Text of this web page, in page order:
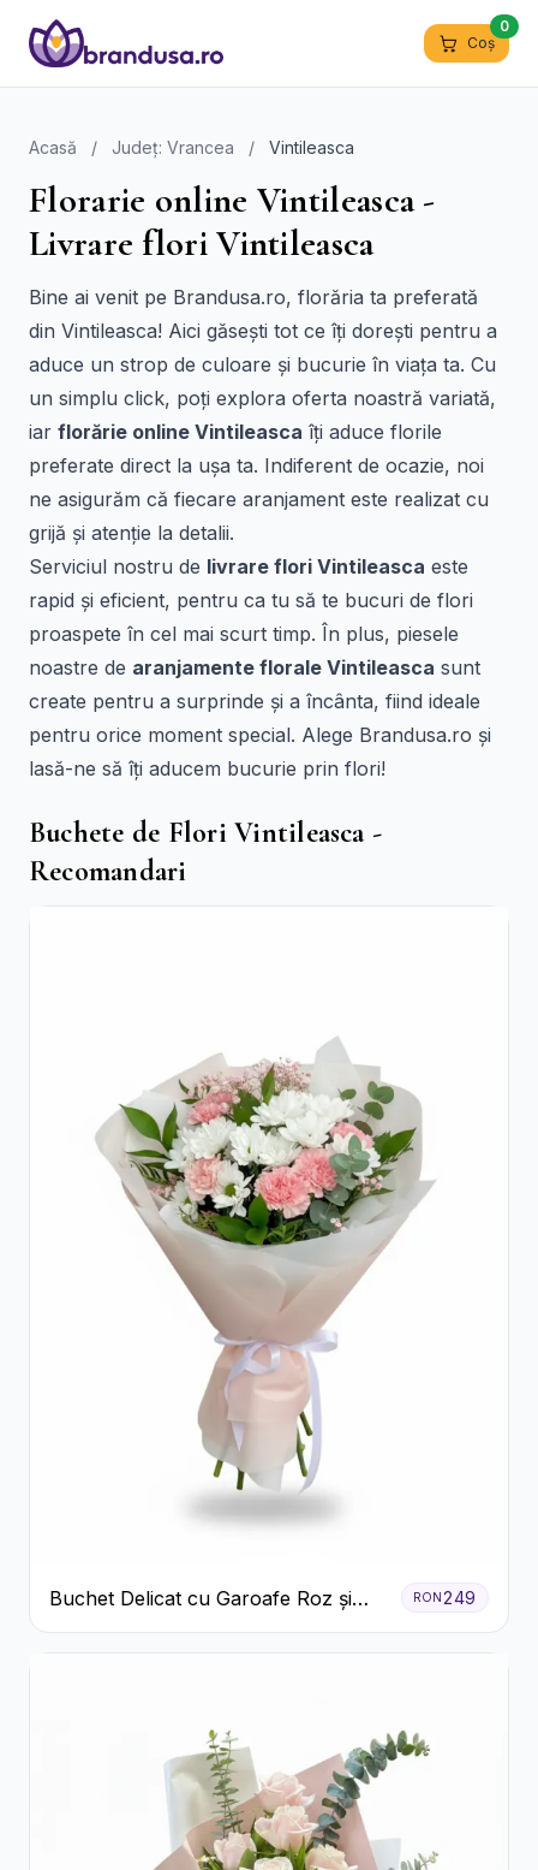
Coș
0
Acasă / Județ: Vrancea / Vintileasca
Florarie online Vintileasca -
Livrare flori Vintileasca
Bine ai venit pe Brandusa.ro, florăria ta preferată
din Vintileasca! Aici găsești tot ce îți dorești pentru a
aduce un strop de culoare și bucurie în viața ta. Cu
un simplu click, poți explora oferta noastră variată,
iar florărie online Vintileasca îți aduce florile
preferate direct la ușa ta. Indiferent de ocazie, noi
ne asigurăm că fiecare aranjament este realizat cu
grijă și atenție la detalii.
Serviciul nostru de livrare flori Vintileasca este
rapid și eficient, pentru ca tu să te bucuri de flori
proaspete în cel mai scurt timp. În plus, piesele
noastre de aranjamente florale Vintileasca sunt
create pentru a surprinde și a încânta, fiind ideale
pentru orice moment special. Alege Brandusa.ro și
lasă-ne să îți aducem bucurie prin flori!
Buchete de Flori Vintileasca -
Recomandari
Buchet Delicat cu Garoafe Roz și
Crizanteme Albe
RON249